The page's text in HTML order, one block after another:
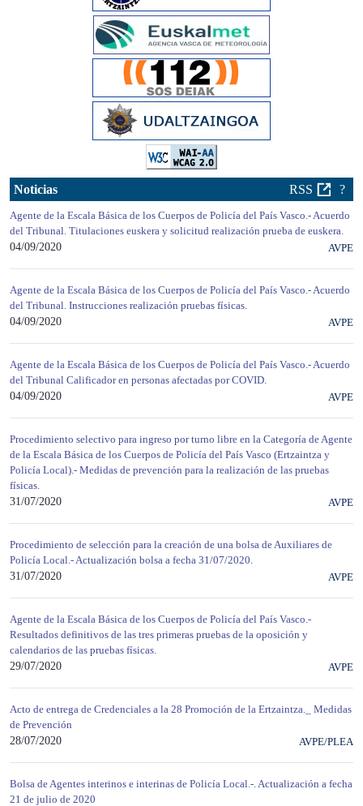
Noticias RSS ?
Agente de la Escala Básica de los Cuerpos de Policía del País Vasco.- Acuerdo
del Tribunal. Titulaciones euskera y solicitud realización prueba de euskera.
04/09/2020
AVPE
Agente de la Escala Básica de los Cuerpos de Policía del País Vasco.- Acuerdo
del Tribunal. Instrucciones realización pruebas físicas.
04/09/2020
AVPE
Agente de la Escala Básica de los Cuerpos de Policía del País Vasco.- Acuerdo
del Tribunal Calificador en personas afectadas por COVID.
04/09/2020
AVPE
Procedimiento selectivo para ingreso por turno libre en la Categoría de Agente
de la Escala Básica de los Cuerpos de Policía del País Vasco (Ertzaintza y
Policía Local).- Medidas de prevención para la realización de las pruebas
físicas.
31/07/2020
AVPE
Procedimiento de selección para la creación de una bolsa de Auxiliares de
Policía Local.- Actualización bolsa a fecha 31/07/2020.
31/07/2020
AVPE
Agente de la Escala Básica de los Cuerpos de Policía del País Vasco.-
Resultados definitivos de las tres primeras pruebas de la oposición y
calendarios de las pruebas físicas.
29/07/2020
AVPE
Acto de entrega de Credenciales a la 28 Promoción de la Ertzaintza._ Medidas
de Prevención
28/07/2020
AVPE/PLEA
Bolsa de Agentes interinos e interinas de Policía Local.-. Actualización a fecha
21 de julio de 2020